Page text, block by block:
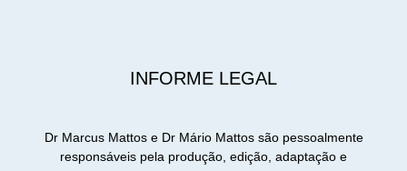
INFORME LEGAL
Dr Marcus Mattos e Dr Mário Mattos são pessoalmente
responsáveis pela produção, edição, adaptação e